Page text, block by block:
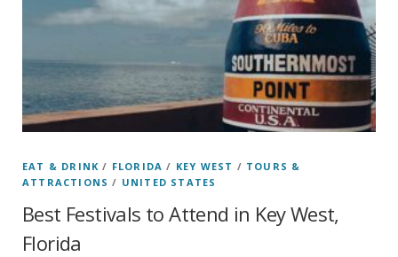
EAT & DRINK / FLORIDA / KEY WEST / TOURS &
ATTRACTIONS / UNITED STATES
Best Festivals to Attend in Key West,
Florida